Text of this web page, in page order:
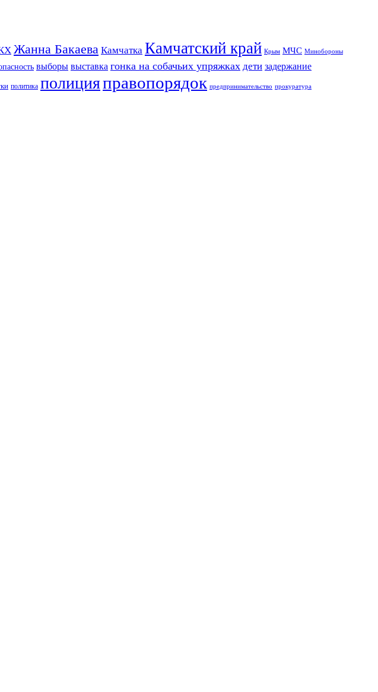
Жанна Бакаева Камчатка Камчатский край Крым МЧС Минобороны
выборы выставка гонка на собачьих упряжках дети задержание
политика полицияправопорядок предпринимательство прокуратура
КРАЯ.